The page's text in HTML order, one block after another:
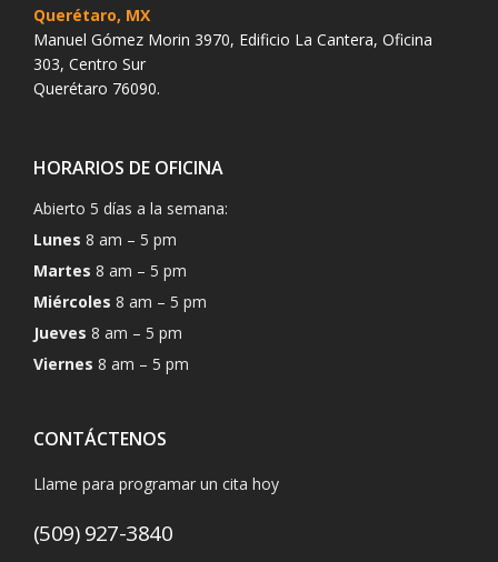
Querétaro, MX
Manuel Gómez Morin 3970, Edificio La Cantera, Oficina
303, Centro Sur
Querétaro 76090.
HORARIOS DE OFICINA
Abierto 5 días a la semana:
Lunes 8 am – 5 pm
Martes 8 am – 5 pm
Miércoles 8 am – 5 pm
Jueves 8 am – 5 pm
Viernes 8 am – 5 pm
CONTÁCTENOS
Llame para programar un cita hoy
(509) 927-3840